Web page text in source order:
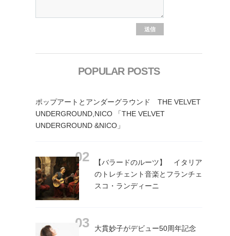
POPULAR POSTS
ポップアートとアンダーグラウンド THE VELVET
UNDERGROUND,NICO 「THE VELVET
UNDERGROUND &NICO」
【バラードのルーツ】 イタリア
のトレチェント音楽とフランチェ
スコ・ランディーニ
大貫妙子がデビュー50周年記念